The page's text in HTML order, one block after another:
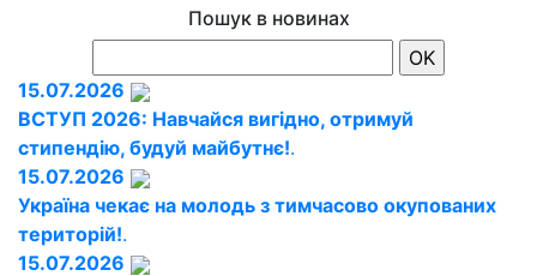
Пошук в новинах
15.07.2026
ВСТУП 2026: Навчайся вигідно, отримуй
стипендію, будуй майбутнє!.
15.07.2026
Україна чекає на молодь з тимчасово окупованих
територій!.
15.07.2026